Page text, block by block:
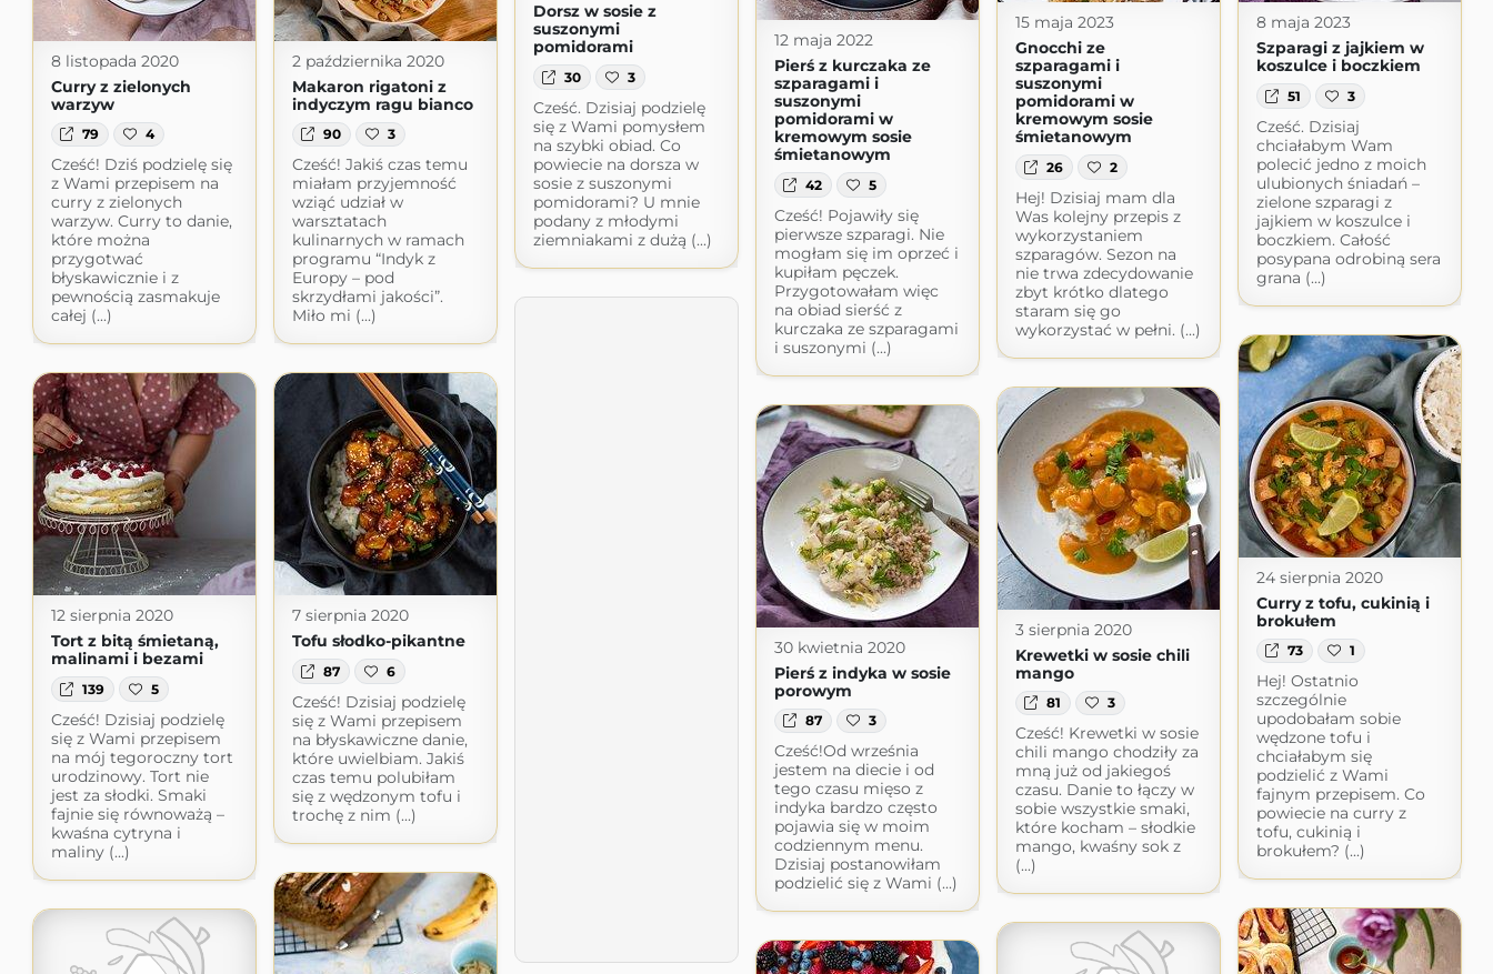
Dorsz w sosie z
suszonymi
pomidorami
30 3
Cześć. Dzisiaj podzielę
się z Wami pomysłem
na szybki obiad. Co
powiecie na dorsza w
sosie z suszonymi
pomidorami? U mnie
podany z młodymi
ziemniakami z dużą (...)
15 maja 2023
Gnocchi ze
szparagami i
suszonymi
pomidorami w
kremowym sosie
śmietanowym
26 2
Hej! Dzisiaj mam dla
Was kolejny przepis z
wykorzystaniem
szparagów. Sezon na
nie trwa zdecydowanie
zbyt krótko dlatego
staram się go
wykorzystać w pełni. (...)
8 maja 2023
Szparagi z jajkiem w
koszulce i boczkiem
51 3
Cześć. Dzisiaj
chciałabym Wam
polecić jedno z moich
ulubionych śniadań –
zielone szparagi z
jajkiem w koszulce i
boczkiem. Całość
posypana odrobiną sera
grana (...)
12 maja 2022
Pierś z kurczaka ze
szparagami i
suszonymi
pomidorami w
kremowym sosie
śmietanowym
42 5
Cześć! Pojawiły się
pierwsze szparagi. Nie
mogłam się im oprzeć i
kupiłam pęczek.
Przygotowałam więc
na obiad sierść z
kurczaka ze szparagami
i suszonymi (...)
8 listopada 2020
Curry z zielonych
warzyw
79 4
Cześć! Dziś podzielę się
z Wami przepisem na
curry z zielonych
warzyw. Curry to danie,
które można
przygotwać
błyskawicznie i z
pewnością zasmakuje
całej (...)
2 października 2020
Makaron rigatoni z
indyczym ragu bianco
90 3
Cześć! Jakiś czas temu
miałam przyjemność
wziąć udział w
warsztatach
kulinarnych w ramach
programu “Indyk z
Europy – pod
skrzydłami jakości”.
Miło mi (...)
24 sierpnia 2020
Curry z tofu, cukinią i
brokułem
73 1
Hej! Ostatnio
szczególnie
upodobałam sobie
wędzone tofu i
chciałabym się
podzielić z Wami
fajnym przepisem. Co
powiecie na curry z
tofu, cukinią i
brokułem? (...)
12 sierpnia 2020
Tort z bitą śmietaną,
malinami i bezami
139 5
Cześć! Dzisiaj podzielę
się z Wami przepisem
na mój tegoroczny tort
urodzinowy. Tort nie
jest za słodki. Smaki
fajnie się równoważą –
kwaśna cytryna i
maliny (...)
7 sierpnia 2020
Tofu słodko-pikantne
87 6
Cześć! Dzisiaj podzielę
się z Wami przepisem
na błyskawiczne danie,
które uwielbiam. Jakiś
czas temu polubiłam
się z wędzonym tofu i
trochę z nim (...)
3 sierpnia 2020
Krewetki w sosie chili
mango
81 3
Cześć! Krewetki w sosie
chili mango chodziły za
mną już od jakiegoś
czasu. Danie to łączy w
sobie wszystkie smaki,
które kocham – słodkie
mango, kwaśny sok z
(...)
30 kwietnia 2020
Pierś z indyka w sosie
porowym
87 3
Cześć!Od września
jestem na diecie i od
tego czasu mięso z
indyka bardzo często
pojawia się w moim
codziennym menu.
Dzisiaj postanowiłam
podzielić się z Wami (...)